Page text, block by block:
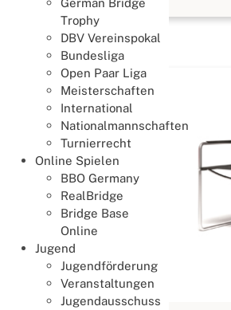
German Bridge
Trophy
DBV Vereinspokal
Bundesliga
Open Paar Liga
Meisterschaften
International
Nationalmannschaften
Turnierrecht
Online Spielen
BBO Germany
RealBridge
Bridge Base
Online
Jugend
Jugendförderung
Veranstaltungen
Jugendausschuss